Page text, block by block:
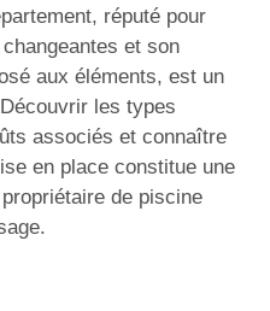
réputé pour
et son
aux éléments, est un
les types
associés et connaître
en place constitue une
de piscine